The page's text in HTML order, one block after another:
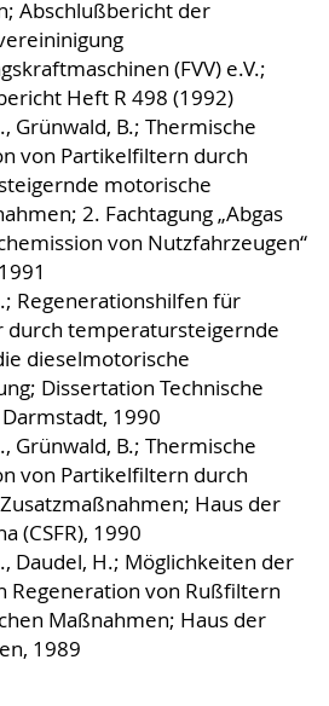
Abschlußbericht der
(FVV) e.V.;
Heft R 498 (1992)
Grünwald, B.; Thermische
von Partikelfiltern durch
motorische
2. Fachtagung „Abgas
von Nutzfahrzeugen“
Regenerationshilfen für
durch temperatursteigernde
dieselmotorische
Dissertation Technische
1990
Grünwald, B.; Thermische
von Partikelfiltern durch
Haus der
(CSFR), 1990
Daudel, H.; Möglichkeiten der
Regeneration von Rußfiltern
Maßnahmen; Haus der
1989